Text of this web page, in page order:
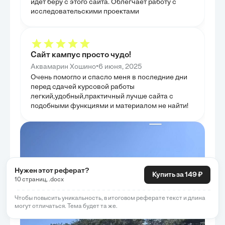
идет беру с этого сайта. Облегчает работу с
исследовательскими проектами
Сайт кампус просто чудо!
Аквамарин Хошино•6 июня, 2025
Очень помогло и спасло меня в последние дни
перед сдачей курсовой работы
легкий,удобный,практичный лучше сайта с
подобными функциями и материалом не найти!
Нужен этот реферат?
10 страниц, .docx
Купить за 149 ₽
Чтобы повысить уникальность, в итоговом реферате текст и длина
могут отличаться. Тема будет та же.